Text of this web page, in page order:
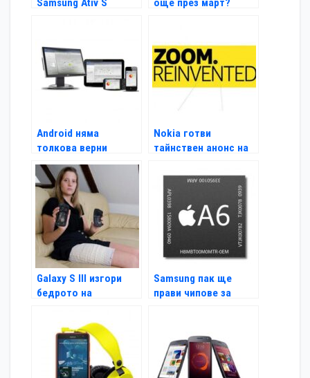
Samsung Ativ S
още през март?
Android няма
толкова верни
потребители като
iOS
Nokia готви
тайнствен анонс на
Galaxy S III изгори
бедрото на
Samsung пак ще
прави чипове за